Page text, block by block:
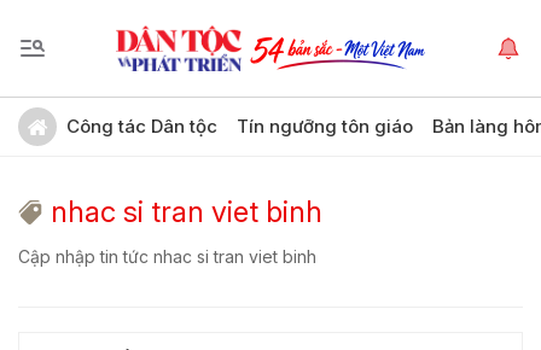
Công tác Dân tộc Tín ngưỡng tôn giáo Bản làng
nhac si tran viet binh
Cập nhập tin tức nhac si tran viet binh